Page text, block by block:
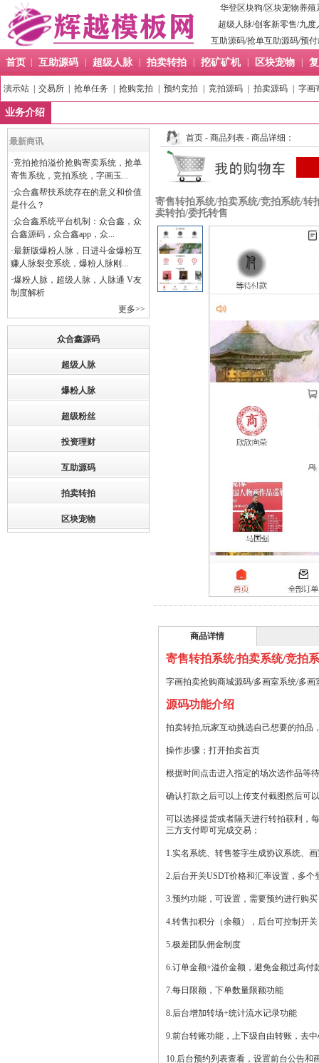
华登区块狗/区块宠物养殖
超级人脉/创客新零售/九度
互助源码/抢单互助源码/预
首页 互助源码 超级人脉 拍卖转拍 挖矿矿机 区块宠物
演示站 交易所 抢单任务 抢购竞拍 预约竞拍 竞拍源码 拍卖源码 字画
业务介绍
最新商讯
·竞拍抢拍溢价抢购寄卖系统，抢单
寄售系统，竞拍系统，字画玉...
·众合鑫帮扶系统存在的意义和价值
是什么？
·众合鑫系统平台机制：众合鑫，众
合鑫源码，众合鑫app，众...
·最新版爆粉人脉，日进斗金爆粉互
赚人脉裂变系统，爆粉人脉刚...
·爆粉人脉，超级人脉，人脉通 V友
制度解析
更多>>
众合鑫源码
超级人脉
爆粉人脉
超级粉丝
投资理财
互助源码
拍卖转拍
区块宠物
首页 - 商品列表 - 商品详细：
寄售转拍系统/拍卖系统/竞拍系统/转
卖转拍/委托转售
商品详情
寄售转拍系统/拍卖系统/竞拍
字画拍卖抢购商城源码/多画室系统/多
源码功能介绍
拍卖转拍,玩家互动挑选自己想要的拍品
操作步骤；打开拍卖首页
根据时间点击进入指定的场次选作品等
确认打款之后可以上传支付截图然后可
可以选择提货或者隔天进行转拍获利，
三方支付即可完成交易；
1.实名系统、转售签字生成协议系统、
2.后台开关USDT价格和汇率设置，多个
3.预约功能，可设置，需要预约进行购
4.转售扣积分（余额），后台可控制开关
5.极差团队佣金制度
6.订单金额+溢价金额，避免金额过高付
7.每日限额，下单数量限额功能
8.后台增加转场+统计流水记录功能
9.前台转账功能，上下级自由转账，去
10.后台预约列表查看，设置前台公告和